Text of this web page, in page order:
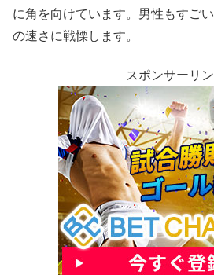
に角を向けています。男性もすご
の速さに戦慄します。
スポンサーリ